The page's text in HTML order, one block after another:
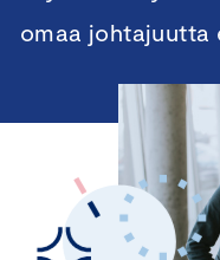
omaa